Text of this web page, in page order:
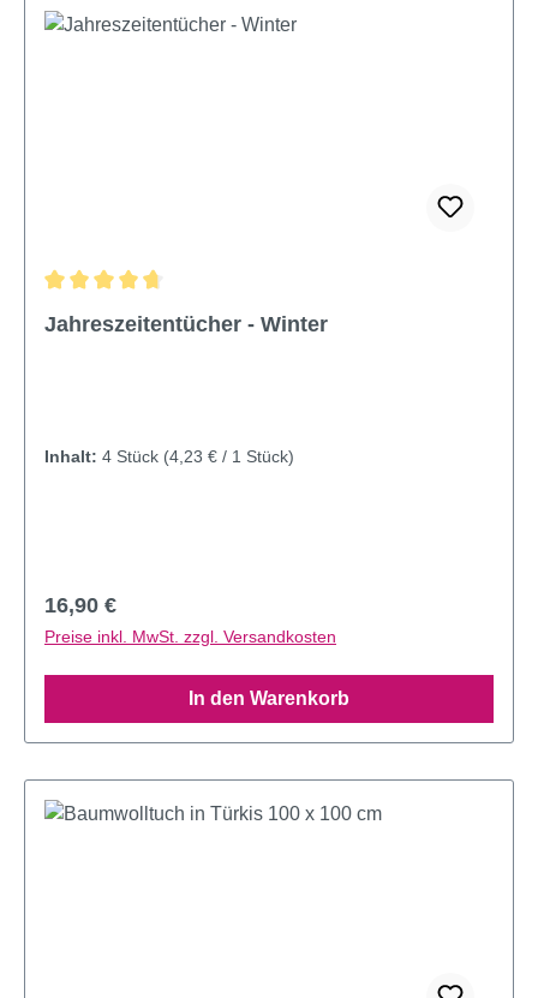
Jahreszeitentücher - Winter
Inhalt: 4 Stück (4,23 € / 1 Stück)
Regulärer Preis:
16,90 €
Preise inkl. MwSt. zzgl. Versandkosten
In den Warenkorb